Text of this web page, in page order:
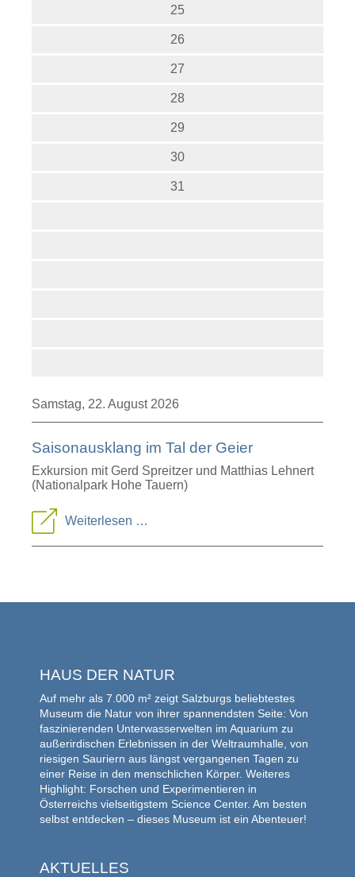
25
26
27
28
29
30
31
Samstag, 22. August 2026
Saisonausklang im Tal der Geier
Exkursion mit Gerd Spreitzer und Matthias Lehnert
(Nationalpark Hohe Tauern)
Weiterlesen …
im
HAUS DER NATUR
Auf mehr als 7.000 m² zeigt Salzburgs beliebtestes
Museum die Natur von ihrer spannendsten Seite: Von
faszinierenden Unterwasserwelten im Aquarium zu
außerirdischen Erlebnissen in der Weltraumhalle, von
riesigen Sauriern aus längst vergangenen Tagen zu
einer Reise in den menschlichen Körper. Weiteres
Highlight: Forschen und Experimentieren in
Österreichs vielseitigstem Science Center. Am besten
selbst entdecken – dieses Museum ist ein Abenteuer!
AKTUELLES